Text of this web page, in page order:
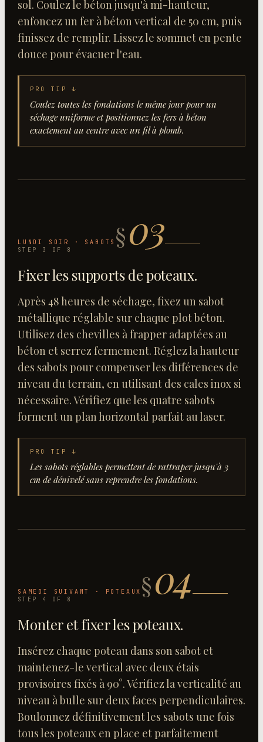
sol. Coulez le béton jusqu'à mi-hauteur,
enfoncez un fer à béton vertical de 50 cm, puis
finissez de remplir. Lissez le sommet en pente
douce pour évacuer l'eau.
PRO TIP ↓
Coulez toutes les fondations le même jour pour un
séchage uniforme et positionnez les fers à béton
exactement au centre avec un fil à plomb.
LUNDI SOIR · SABOTS §03
STEP 3 OF 8
Fixer les supports de poteaux.
Après 48 heures de séchage, fixez un sabot
métallique réglable sur chaque plot béton.
Utilisez des chevilles à frapper adaptées au
béton et serrez fermement. Réglez la hauteur
des sabots pour compenser les différences de
niveau du terrain, en utilisant des cales inox si
nécessaire. Vérifiez que les quatre sabots
forment un plan horizontal parfait au laser.
PRO TIP ↓
Les sabots réglables permettent de rattraper jusqu'à 3
cm de dénivelé sans reprendre les fondations.
SAMEDI SUIVANT · POTEAUX §04
STEP 4 OF 8
Monter et fixer les poteaux.
Insérez chaque poteau dans son sabot et
maintenez-le vertical avec deux étais
provisoires fixés à 90°. Vérifiez la verticalité au
niveau à bulle sur deux faces perpendiculaires.
Boulonnez définitivement les sabots une fois
tous les poteaux en place et parfaitement